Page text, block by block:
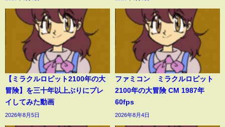
【ミラクルロピット2100年の大
冒険】を三十年以上ぶりにプレ
イしてみた動画
2026年8月5日
ファミコン ミラクルロピット
2100年の大冒険 CM 1987年
60fps
2026年8月4日